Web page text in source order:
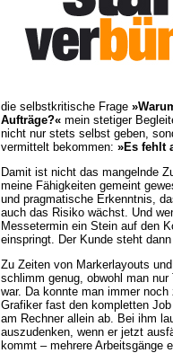
die selbstkritische Frage
Aufträge?« mein stetiger
nicht nur stets selbst geben,
vermittelt bekommen: »Es fehlt
Damit ist nicht das mangelnde
meine Fähigkeiten gemeint
und pragmatische Erkenntnis,
auch das Risiko wächst. Und
Messetermin ein Stein auf den
einspringt. Der Kunde steht
Zu Zeiten von Markerlayouts
schlimm genug, obwohl man
war. Da konnte man immer
Grafiker fast den kompletten
am Rechner allein ab. Bei ihm
auszudenken, wenn er jetzt
kommt – mehrere Arbeitsgänge